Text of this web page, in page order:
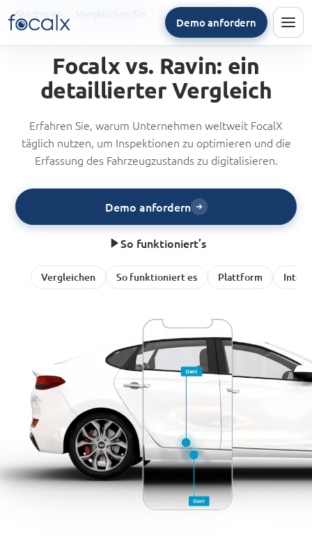
Demo anfordern
Startseite FocalX vs Ravin
Focalx vs. Ravin: ein
detaillierter Vergleich
Erfahren Sie, warum Unternehmen weltweit FocalX
täglich nutzen, um Inspektionen zu optimieren und die
Erfassung des Fahrzeugzustands zu digitalisieren.
Demo anfordern
So funktioniert’s
Vergleichen So funktioniert es Plattform